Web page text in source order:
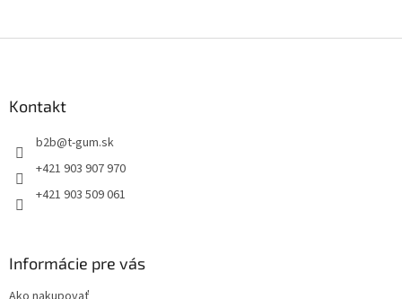
Kontakt
b2b@t-gum.sk
+421 903 907 970
+421 903 509 061
Informácie pre vás